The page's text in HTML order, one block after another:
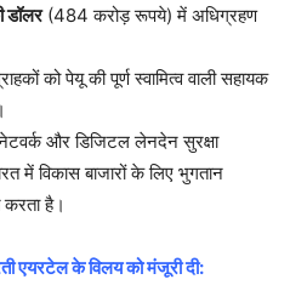
डॉलर(484 करोड़ रूपये) में अधिग्रहण
को पेयू की पूर्ण स्वामित्व वाली सहायक
और डिजिटल लेनदेन सुरक्षा
में विकास बाजारों के लिए भुगतान
है।
एयरटेल के विलय को मंजूरी दी: